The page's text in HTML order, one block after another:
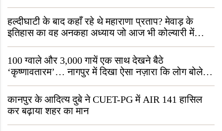
हल्दीघाटी के बाद कहाँ रहे थे महाराणा प्रताप? मेवाड़ के
इतिहास का वह अनकहा अध्याय जो आज भी कोल्यारी में
जीवित है
100 ग्वाले और 3,000 गायें एक साथ देखने बैठे
‘कृष्णावतारम’… नागपुर में दिखा ऐसा नज़ारा कि लोग बोले,
“ऐसा तो सिर्फ़ कृष्ण ही कर सकते हैं”
कानपुर के आदित्य दुबे ने CUET-PG में AIR 141 हासिल
कर बढ़ाया शहर का मान